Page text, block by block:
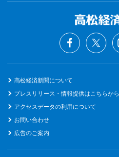
高松経済新聞について
プレスリリース・情報提供はこちらから
アクセスデータの利用について
お問い合わせ
広告のご案内